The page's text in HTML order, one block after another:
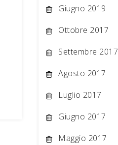
Giugno 2019
Ottobre 2017
Settembre 2017
Agosto 2017
Luglio 2017
Giugno 2017
Maggio 2017